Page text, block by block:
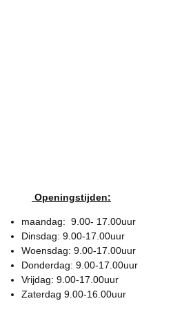
Openingstijden:
maandag: 9.00- 17.00uur
Dinsdag: 9.00-17.00uur
Woensdag: 9.00-17.00uur
Donderdag: 9.00-17.00uur
Vrijdag: 9.00-17.00uur
Zaterdag 9.00-16.00uur